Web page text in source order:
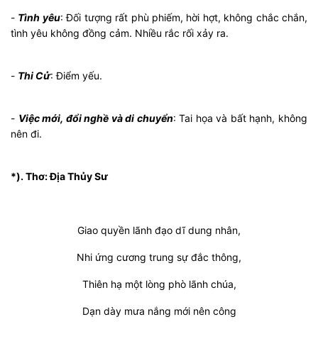
- Tình yêu: Đối tượng rất phù phiếm, hời hợt, không chắc chắn,
tình yêu không đồng cảm. Nhiều rắc rối xảy ra.
- Thi Cử: Điểm yếu.
- Việc mới, đổi nghề và di chuyển: Tai họa và bất hạnh, không
nên đi.
*). Thơ: Địa Thủy Sư
Giao quyền lãnh đạo dĩ dung nhân,
Nhi ứng cương trung sự đắc thông,
Thiên hạ một lòng phò lãnh chúa,
Dạn dày mưa nắng mới nên công